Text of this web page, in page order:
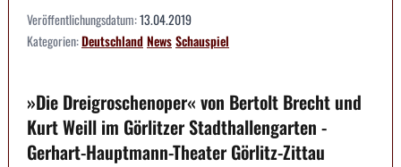
Veröffentlichungsdatum:13.04.2019
Kategorien:DeutschlandNewsSchauspiel
»Die Dreigroschenoper« von Bertolt Brecht und
Kurt Weill im Görlitzer Stadthallengarten -
Gerhart-Hauptmann-Theater Görlitz-Zittau